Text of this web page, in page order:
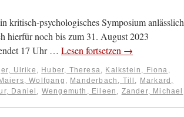
kritisch-psychologisches Symposium anlässlich
hierfür noch bis zum 31. August 2023
17 Uhr … Lesen fortsetzen →
Ulrike , Huber, Theresa, Kalkstein, Fiona ,
Maiers, Wolfgang , Manderbach, Till , Markard,
Daniel , Wengemuth, Eileen , Zander, Michael